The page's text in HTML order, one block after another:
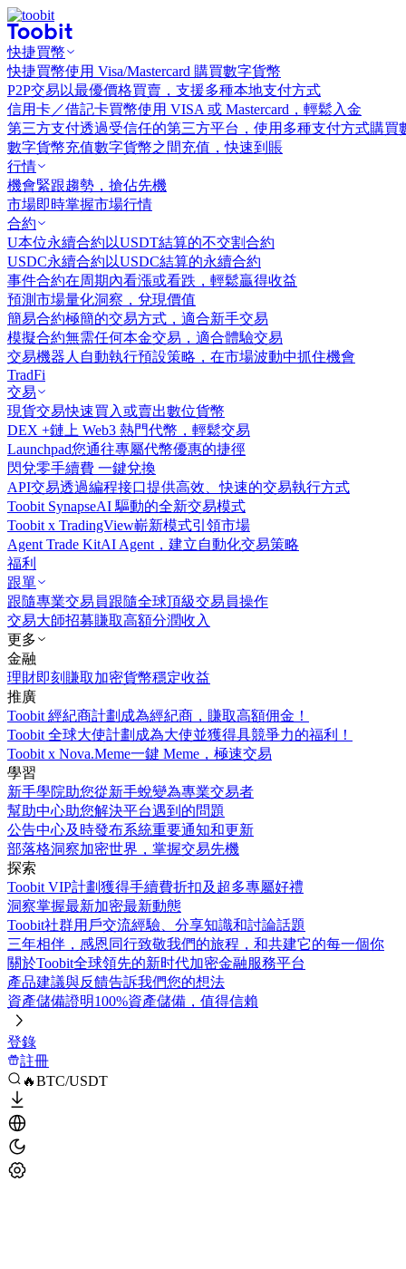
快捷買幣
快捷買幣使用 Visa/Mastercard 購買數字貨幣
P2P交易 以最優價格買賣，支援多種本地支付方式
信用卡／借記卡買幣使用 VISA 或 Mastercard，輕鬆入金
第三方支付透過受信任的第三方平台，使用多種支付方式購買
數字貨幣充值數字貨幣之間充值，快速到賬
行情
機會緊跟趨勢，搶佔先機
市場即時掌握市場行情
合約
U本位永續合約 以USDT結算的不交割合約
USDC永續合約 以USDC結算的永續合約
事件合約在周期內看漲或看跌，輕鬆贏得收益
預測市場量化洞察，兌現價值
簡易合約極簡的交易方式，適合新手交易
模擬合約無需任何本金交易，適合體驗交易
交易機器人 自動執行預設策略，在市場波動中抓住機會
TradFi
交易
現貨交易快速買入或賣出數位貨幣
DEX +鏈上 Web3 熱門代幣，輕鬆交易
Launchpad您通往專屬代幣優惠的捷徑
閃兌零手續費 一鍵兌換
API交易透過編程接口提供高效、快速的交易執行方式
Toobit SynapseAI 驅動的全新交易模式
Toobit x TradingView嶄新模式引領市場
Agent Trade KitAI Agent，建立自動化交易策略
福利
跟單
跟隨專業交易員跟隨全球頂級交易員操作
交易大師招募賺取高額分潤收入
更多
金融
理財即刻賺取加密貨幣穩定收益
推廣
Toobit 經紀商計劃 成為經紀商，賺取高額佣金！
Toobit 全球大使計劃 成為大使並獲得具競爭力的福利！
Toobit x Nova.Meme一鍵 Meme，極速交易
學習
新手學院助您從新手蛻變為專業交易者
幫助中心助您解決平台遇到的問題
公告中心及時發布系統重要通知和更新
部落格洞察加密世界，掌握交易先機
探索
Toobit VIP計劃獲得手續費折扣及超多專屬好禮
洞察掌握最新加密最新動態
Toobit社群用戶交流經驗、分享知識和討論話題
三年相伴，感恩同行致敬我們的旅程，和共建它的每一個你
關於Toobit全球領先的新时代加密金融服務平台
產品建議與反饋告訴我們您的想法
資產儲備證明100%資產儲備，值得信賴
登錄
註冊
🔥BTC/USDT